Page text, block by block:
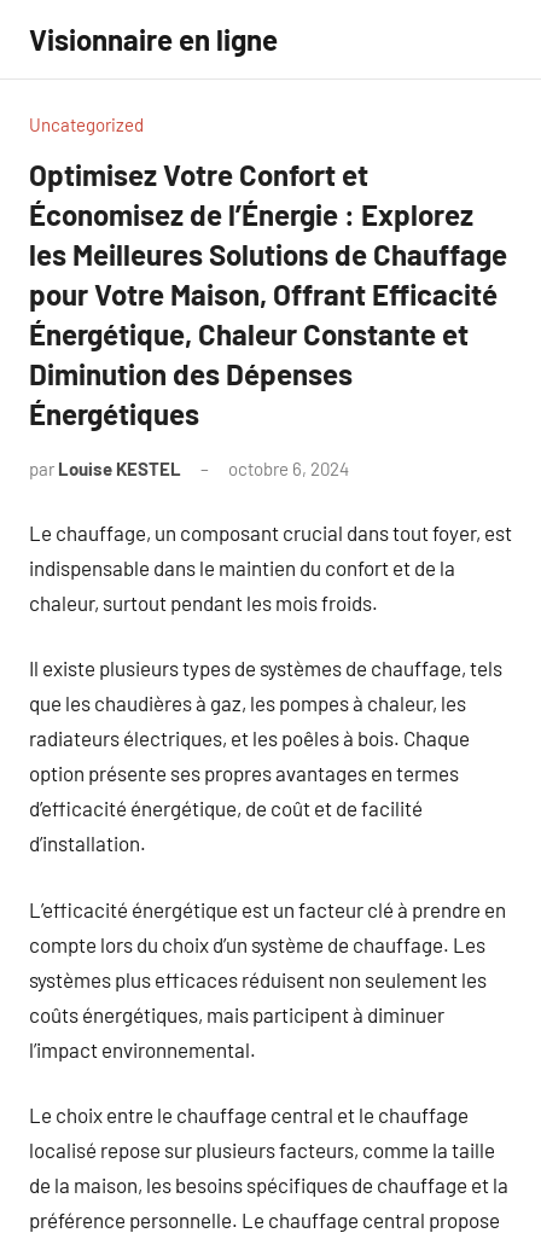
contenu
Visionnaire en ligne
Uncategorized
Optimisez Votre Confort et
Économisez de l’Énergie : Explorez
les Meilleures Solutions de Chauffage
pour Votre Maison, Offrant Efficacité
Énergétique, Chaleur Constante et
Diminution des Dépenses
Énergétiques
par Louise KESTEL octobre 6, 2024
Le chauffage, un composant crucial dans tout foyer, est
indispensable dans le maintien du confort et de la
chaleur, surtout pendant les mois froids.
Il existe plusieurs types de systèmes de chauffage, tels
que les chaudières à gaz, les pompes à chaleur, les
radiateurs électriques, et les poêles à bois. Chaque
option présente ses propres avantages en termes
d’efficacité énergétique, de coût et de facilité
d’installation.
L’efficacité énergétique est un facteur clé à prendre en
compte lors du choix d’un système de chauffage. Les
systèmes plus efficaces réduisent non seulement les
coûts énergétiques, mais participent à diminuer
l’impact environnemental.
Le choix entre le chauffage central et le chauffage
localisé repose sur plusieurs facteurs, comme la taille
de la maison, les besoins spécifiques de chauffage et la
préférence personnelle. Le chauffage central propose